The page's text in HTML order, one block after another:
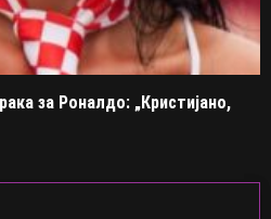
за Роналдо: „Кристијано,